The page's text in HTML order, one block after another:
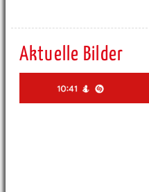
Aktuelle Bilder